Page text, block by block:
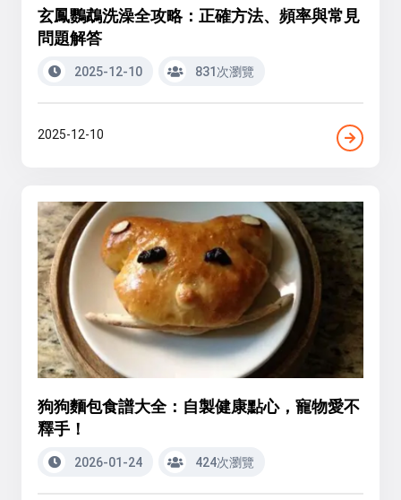
玄鳳鸚鵡洗澡全攻略：正確方法、頻率與常見
問題解答
2025-12-10 831次瀏覽
2025-12-10
狗狗麵包食譜大全：自製健康點心，寵物愛不
釋手！
2026-01-24 424次瀏覽